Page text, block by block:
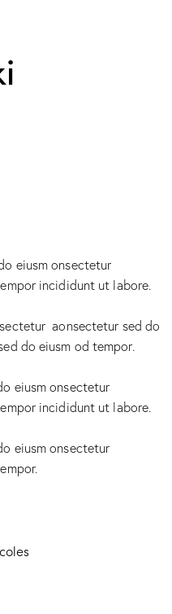
eiusm onsectetur
incididunt ut labore.
aonsectetur sed do
do eiusm od tempor.
eiusm onsectetur
incididunt ut labore.
eiusm onsectetur